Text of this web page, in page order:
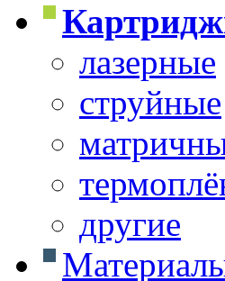
лазерные
струйные
другие